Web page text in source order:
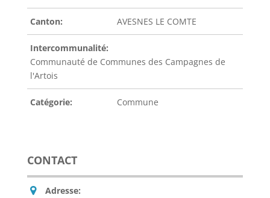
Canton: AVESNES LE COMTE
Intercommunalité:
Communauté de Communes des Campagnes de
l'Artois
Catégorie: Commune
CONTACT
Adresse: